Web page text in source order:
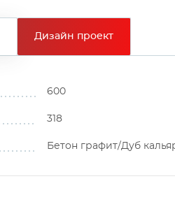
Дизайн проект
600
318
Бетон графит/Дуб